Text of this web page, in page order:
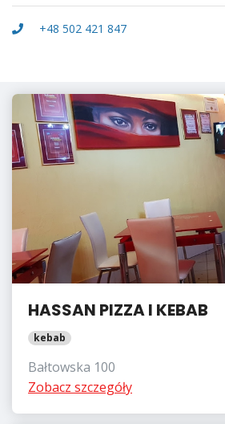
+48 502 421 847
HASSAN PIZZA I KEBAB
kebab
Bałtowska 100
Zobacz szczegóły